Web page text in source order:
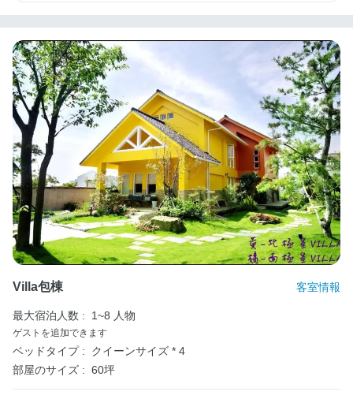
Villa包棟 客室情報
最大宿泊人数 : 1~8 人物
ゲストを追加できます
ベッドタイプ :
クイーンサイズ * 4
部屋のサイズ : 60坪